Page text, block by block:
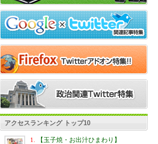
アクセスランキング トップ10
1.
【玉子焼・お出汁ひまわり】